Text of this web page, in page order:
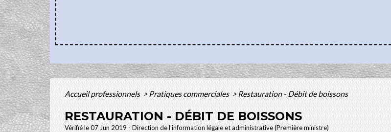
Accueil professionnels> Pratiques commerciales > Restauration - Débit de boissons
RESTAURATION - DÉBIT DE BOISSONS
Vérifié le 07 Jun 2019 - Direction de l'information légale et administrative (Première ministre)